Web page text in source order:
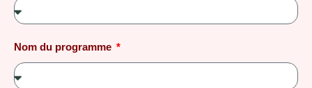
Nom du programme